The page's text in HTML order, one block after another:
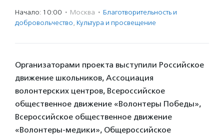
Начало: 10:00 · Москва · Благотвори­тель­ность и
доброволь­чест­во, Культура и просвещение
Организаторами проекта выступили Российское
движение школьников, Ассоциация
волонтерских центров, Всероссийское
общественное движение «Волонтеры Победы»,
Всероссийское общественное движение
«Волонтеры-медики», Общероссийское